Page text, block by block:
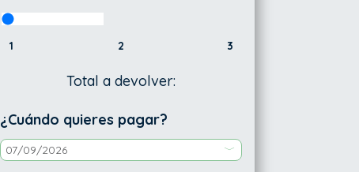
1 2 3
Total a devolver:
¿Cuándo quieres pagar?